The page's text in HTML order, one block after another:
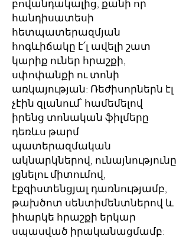
բովանդակալից, քանի որ
հանդիսատեսի
հետպատերազմյան
հոգևիճակը է՛լ ավելի շատ
կարիք ուներ հրաշքի,
սփոփանքի ու տոնի
առկայության: Ռեժիսորներն էլ
չէին զլանում՝ համեմելով
իրենց տոնական ֆիլմերը
դեռևս թարմ
պատերազմական
ակնարկներով, ունայնությունը
լցնելու միտումով,
էքզիստենցյալ դառնությամբ,
թախծոտ սենտիմենտներով և
իհարկե հրաշքի երկար
սպասված իրականացմամբ: